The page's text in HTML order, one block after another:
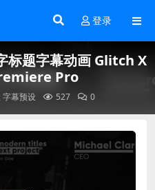
登录
标题字幕动画 Glitch X
Pro
字幕预设 527 0